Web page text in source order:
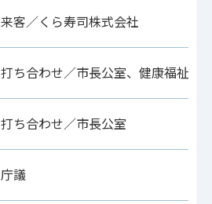
来客／くら寿司株式会社
打ち合わせ／市長公室、健康福祉局
打ち合わせ／市長公室
庁議